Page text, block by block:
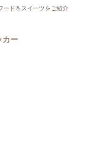
ード＆スイーツをご紹介
カー